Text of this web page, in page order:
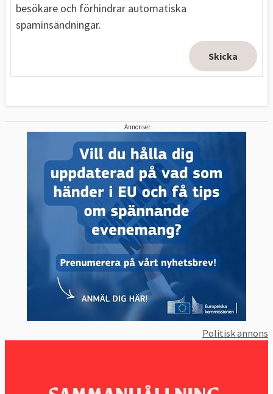
besökare och förhindrar automatiska
spaminsändningar.
Annonser
Politisk annons